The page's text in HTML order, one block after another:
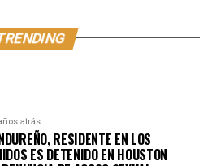
atrás
RESIDENTE EN LOS
ES DETENIDO EN HOUSTON